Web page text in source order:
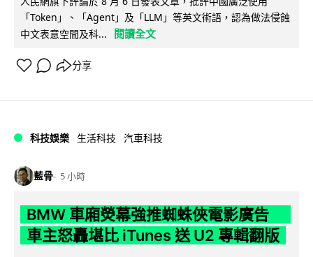
「Token」、「Agent」及「LLM」等英文術語，認為做法侵蝕
中文表意空間及科...
閱讀全文
分享
科技娛樂 生活科技 汽車科技
藍骨 5 小時
BMW 車廂熒幕強推蜘蛛俠電影廣告
車主怒轟堪比 iTunes 送 U2 專輯翻版